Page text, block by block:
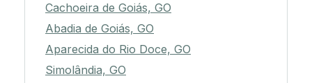
Cachoeira de Goiás, GO
Abadia de Goiás, GO
Aparecida do Rio Doce, GO
Simolândia, GO